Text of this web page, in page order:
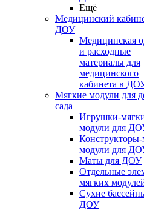
Ещё
Медицинский
ДОУ
Медицинская
и расходные
материалы для
медицинского
кабинета в
Мягкие модули для
сада
Игрушки-
модули для
Конструкторы-
модули для
Маты для ДОУ
Отдельные
мягких
Сухие
ДОУ